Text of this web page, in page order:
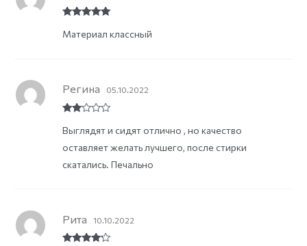
of 5
Материал классный
d2
of 5
Регина 05.10.2022
Выглядят и сидят отлично , но качество
оставляет желать лучшего, после стирки
скатались. Печально
Рита 10.10.2022